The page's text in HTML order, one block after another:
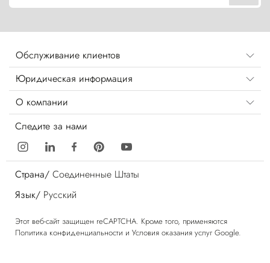
Обслуживание клиентов
Юридическая информация
О компании
Следите за нами
Страна/ Соединенные Штаты
Язык/ Русский
Этот веб-сайт защищен reCAPTCHA. Кроме того, применяются
Политика конфиденциальности и Условия оказания услуг Google.